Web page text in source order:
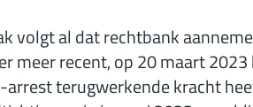
volgt al dat rechtbank
meer recent, op 20 maart
terugwerkende kracht